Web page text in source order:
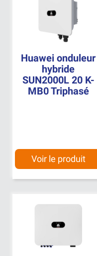
Huawei onduleur
hybride
SUN2000L 20 K-
MB0 Triphasé
Voir le produit